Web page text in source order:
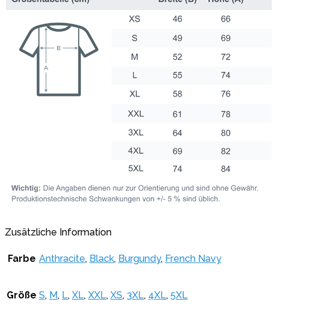
Zusätzliche Information
Farbe Anthracite, Black, Burgundy, French Navy
Größe S, M, L, XL, XXL, XS, 3XL, 4XL, 5XL